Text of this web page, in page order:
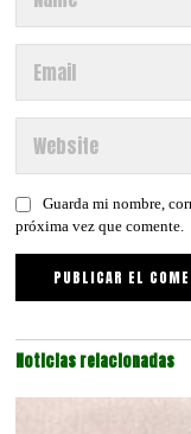
Guarda mi nombre,
próxima vez que comente.
Noticias relacionadas